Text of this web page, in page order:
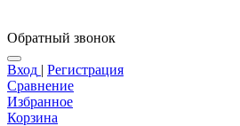
Обратный звонок
Вход | Регистрация
Сравнение
Избранное
Корзина